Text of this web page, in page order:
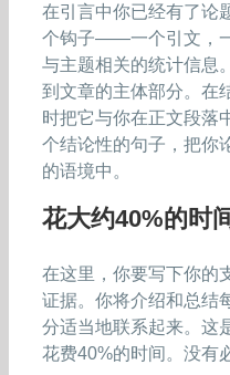
在引言中你已经有了论
个钩子——一个引文，
与主题相关的统计信息
到文章的主体部分。在
时把它与你在正文段落
个结论性的句子，把你
的语境中。
花大约40%的时
在这里，你要写下你的
证据。你将介绍和总结
分适当地联系起来。这
花费40%的时间。没有